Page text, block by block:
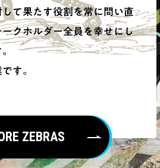
て果たす役割を常に問い直
ークホルダー全員を幸せにし
す。
ZEBRAS